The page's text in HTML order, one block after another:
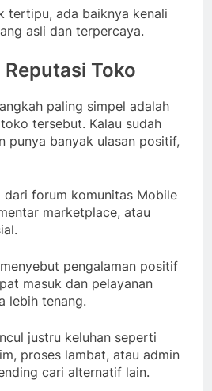
tertipu, ada baiknya kenali
asli dan terpercaya.
Toko
paling simpel adalah
tersebut. Kalau sudah
punya banyak ulasan positif,
forum komunitas Mobile
marketplace, atau
pengalaman positif
masuk dan pelayanan
lebih tenang.
justru keluhan seperti
proses lambat, atau admin
cari alternatif lain.